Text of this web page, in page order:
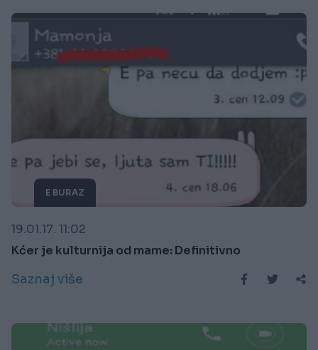
E BURAZ
19.01.17. 11:02
Kćer je kulturnija od mame: Definitivno
Saznaj više